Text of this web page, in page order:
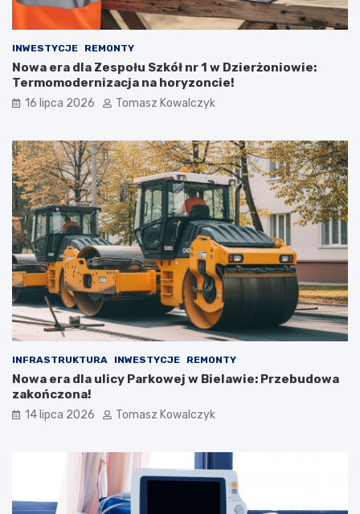
INWESTYCJE REMONTY
Nowa era dla Zespołu Szkół nr 1 w Dzierżoniowie:
Termomodernizacja na horyzoncie!
16 lipca 2026 Tomasz Kowalczyk
INFRASTRUKTURA INWESTYCJE REMONTY
Nowa era dla ulicy Parkowej w Bielawie: Przebudowa
zakończona!
14 lipca 2026 Tomasz Kowalczyk